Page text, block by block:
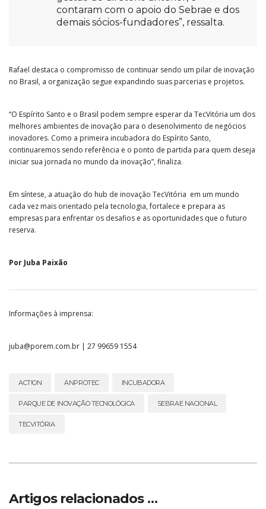
contaram com o apoio do Sebrae e dos
demais sócios-fundadores”, ressalta.
Rafael destaca o compromisso de continuar sendo um pilar de inovação
no Brasil, a organização segue expandindo suas parcerias e projetos.
“O Espírito Santo e o Brasil podem sempre esperar da TecVitória um dos
melhores ambientes de inovação para o desenolvimento de negócios
inovadores. Como a primeira incubadora do Espírito Santo,
continuaremos sendo referência e o ponto de partida para quem deseja
iniciar sua jornada no mundo da inovação”, finaliza.
Em síntese, a atuação do hub de inovação TecVitória em um mundo
cada vez mais orientado pela tecnologia, fortalece e prepara as
empresas para enfrentar os desafios e as oportunidades que o futuro
reserva.
Por Juba Paixão
Informações à imprensa:
juba@porem.com.br | 27 99659 1554
ACT!ON ANPROTEC INCUBADORA
PARQUE DE INOVAÇÃO TECNOLÓGICA SEBRAE NACIONAL
TECVITÓRIA
Artigos relacionados …